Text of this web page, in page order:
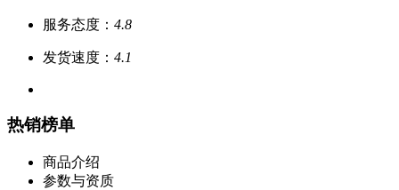
服务态度： 4.8
发货速度： 4.1
热销榜单
商品介绍
参数与资质